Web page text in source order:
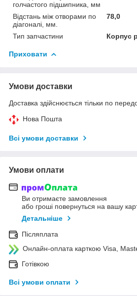
голчастого підшипника, мм
Відстань між отворами по
діагоналі, мм.
78,0
Тип запчастини Корпус
Приховати
Умови доставки
Доставка здійснюється тільки по
Нова Пошта
Всі умови доставки
Умови оплати
Ви отримаєте замовлення
або гроші повернуться на вашу
Детальніше
Післяплата
Онлайн-оплата карткою Visa,
Готівкою
Всі умови оплати